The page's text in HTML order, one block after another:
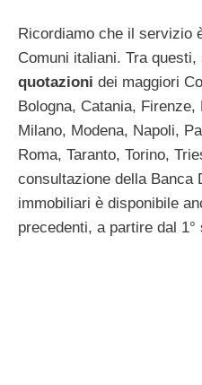
Ricordiamo che il servizio
Comuni italiani. Tra
quotazioni dei maggiori
Bologna, Catania,
Milano, Modena, Napoli,
Roma, Taranto, Torino,
consultazione della Banca
immobiliari è disponibile
precedenti, a partire dal 1°